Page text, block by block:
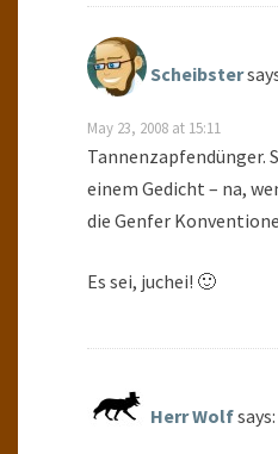
Scheibster
May 23, 2008 at 15:11
Tannenzapfendünger.
einem Gedicht – na,
die Genfer
Es sei, juchei! 🙂
Herr Wolfsays: